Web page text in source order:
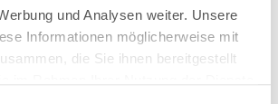
und Analysen weiter. Unsere
Informationen möglicherweise mit
die Sie ihnen bereitgestellt
so schützen Sie
Haustiere
Überdachung